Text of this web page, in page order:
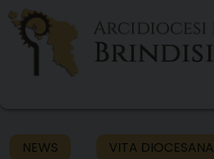
Skip
content
NEWS VITA DIOCESANA